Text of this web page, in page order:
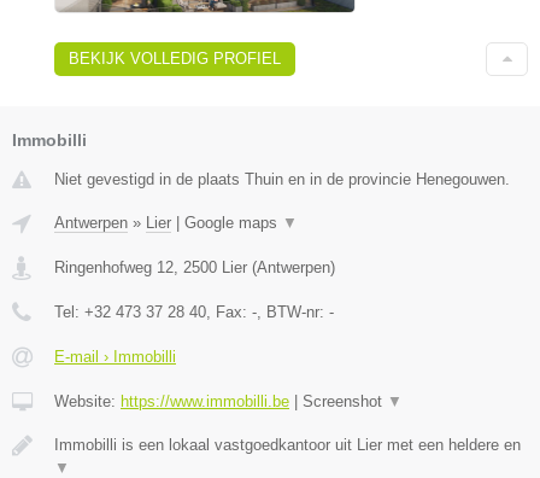
BEKIJK VOLLEDIG PROFIEL
Immobilli
Niet gevestigd in de plaats Thuin en in de provincie Henegouwen.
Antwerpen » Lier | Google maps ▼
Ringenhofweg 12 2500 Lier (Antwerpen)
Tel: +32 473 37 28 40 , Fax: - , BTW-nr: -
E-mail › Immobilli
Website: https://www.immobilli.be | Screenshot ▼
Immobilli is een lokaal vastgoedkantoor uit Lier met een heldere en
▼